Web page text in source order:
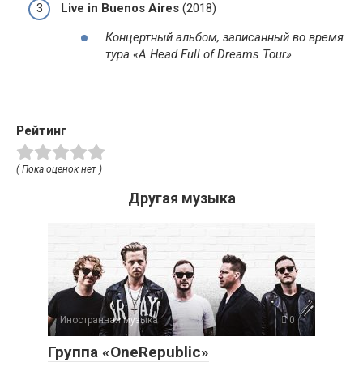
Live in Buenos Aires (2018)
Концертный альбом, записанный во время
тура «A Head Full of Dreams Tour»
Рейтинг
( Пока оценок нет )
Другая музыка
Иностранная музыка 0
Группа «OneRepublic»